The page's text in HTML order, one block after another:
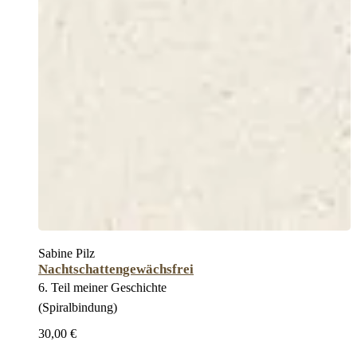
Sabine Pilz
Nachtschattengewächsfrei
6. Teil meiner Geschichte
(Spiralbindung)
30,00 €